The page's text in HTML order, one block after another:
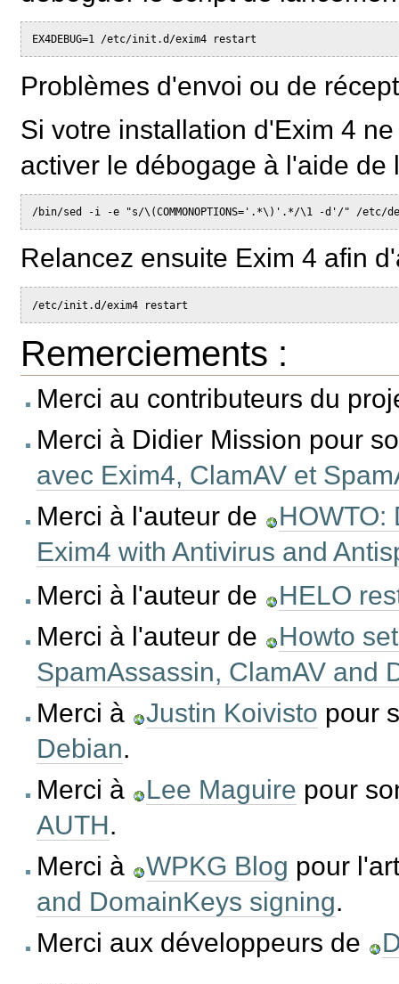
EX4DEBUG=1 /etc/init.d/exim4 restart
Problèmes d'envoi ou de
Si votre installation d'Exim 4
activer le débogage à l'aide de
/bin/sed -i -e "s/\(COMMONOPTIONS='.*\)'.*/\1 -d'/" /etc/
Relancez ensuite Exim 4 afin
/etc/init.d/exim4 restart
Remerciements :
Merci au contributeurs du
Merci à Didier Mission pour
avec Exim4, ClamAV et
Merci à l'auteur de
HOWTO:
Exim4 with Antivirus and
Merci à l'auteur de
HELO
Merci à l'auteur de
Howto
SpamAssassin, ClamAV and
Merci à
Justin Koivisto pour
Debian.
Merci à
Lee Maguire pour
AUTH.
Merci à
WPKG Blog pour
and DomainKeys signing.
Merci aux développeurs de